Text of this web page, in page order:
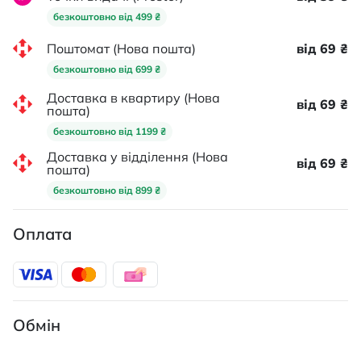
безкоштовно від 499 ₴
Поштомат (Нова пошта)
безкоштовно від 699 ₴
від 69 ₴
Доставка в квартиру (Нова
пошта)
безкоштовно від 1199 ₴
від 69 ₴
Доставка у відділення (Нова
пошта)
безкоштовно від 899 ₴
від 69 ₴
Оплата
Обмін